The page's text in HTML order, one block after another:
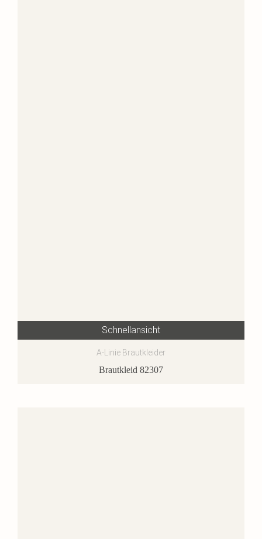
Schnellansicht
A-Linie Brautkleider
Brautkleid 82307